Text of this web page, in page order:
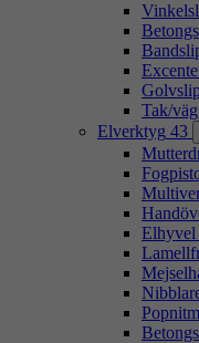
Tak/
Elverktyg 43
Elhyvel